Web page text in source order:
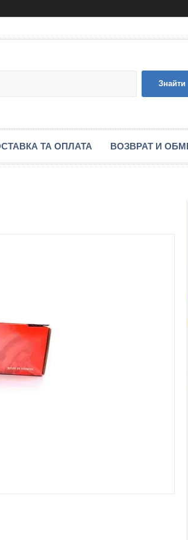
Знайти
ТА ОПЛАТА ВОЗВРАТ И